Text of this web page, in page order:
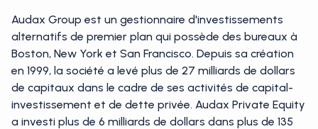
Audax Group est un gestionnaire d'investissements
alternatifs de premier plan qui possède des bureaux à
Boston, New York et San Francisco. Depuis sa création
en 1999, la société a levé plus de 27 milliards de dollars
de capitaux dans le cadre de ses activités de capital-
investissement et de dette privée. Audax Private Equity
a investi plus de 6 milliards de dollars dans plus de 135